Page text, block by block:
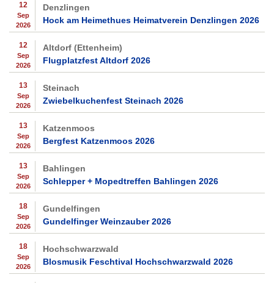
12
Sep
2026
Denzlingen
Hock am Heimethues Heimatverein Denzlingen 2026
12
Sep
2026
Altdorf (Ettenheim)
Flugplatzfest Altdorf 2026
13
Sep
2026
Steinach
Zwiebelkuchenfest Steinach 2026
13
Sep
2026
Katzenmoos
Bergfest Katzenmoos 2026
13
Sep
2026
Bahlingen
Schlepper + Mopedtreffen Bahlingen 2026
18
Sep
2026
Gundelfingen
Gundelfinger Weinzauber 2026
18
Sep
2026
Hochschwarzwald
Blosmusik Feschtival Hochschwarzwald 2026